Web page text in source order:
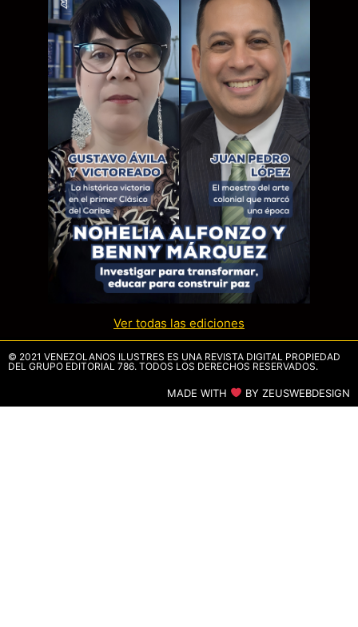
Ver todas las ediciones
© 2021 VENEZOLANOS ILUSTRES ES UNA REVISTA DIGITAL PROPIEDAD
DEL GRUPO EDITORIAL 786. TODOS LOS DERECHOS RESERVADOS.
MADE WITH BY ZEUSWEBDESIGN